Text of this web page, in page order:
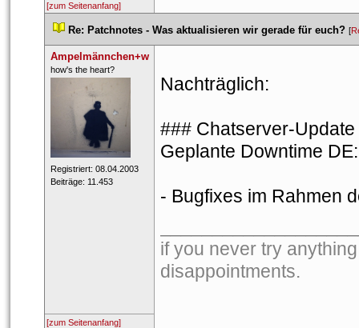
[zum Seitenanfang]
Re: Patchnotes - Was aktualisieren wir gerade für euch? [
Ampelmännchen+w
​how's the heart?
Registriert: 08.04.2003
Beiträge: 11.453
Nachträglich:
### Chatserver-
Geplante Downtime
- Bugfixes im Rahmen
if you never try
disappointments.
[zum Seitenanfang]